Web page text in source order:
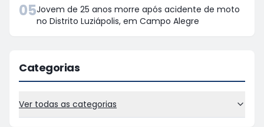
05Jovem de 25 anos morre após acidente de moto
no Distrito Luziápolis, em Campo Alegre
Categorias
Ver todas as categorias